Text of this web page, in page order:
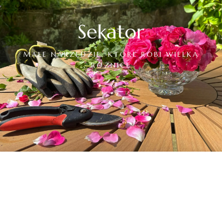
Sekator
MAŁE NARZĘDZIE, KTÓRE ROBI WIELKĄ
RÓŻNICĘ